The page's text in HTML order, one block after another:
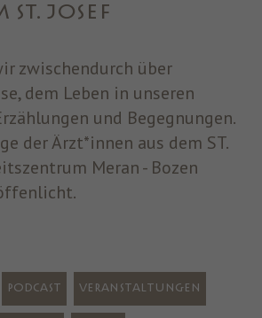
JOSEF
zwischendurch über
dem Leben in unseren
und Begegnungen.
der Ärzt*innen aus dem ST.
Meran - Bozen
Podcast Veranstaltungen
Cookie wird verwendet, um Ihre
Einstellungen für diese Website zu
uns, unsere Website zu verbessern,
über ihre Nutzung sammeln und
des Nutzers zu überwachen und
zu erstellen.